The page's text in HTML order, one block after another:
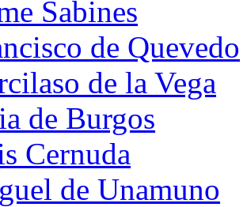
Sabines
de Quevedo
de la Vega
de Burgos
Cernuda
de Unamuno